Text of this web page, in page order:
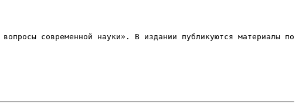
современной науки». В издании публикуются материалы